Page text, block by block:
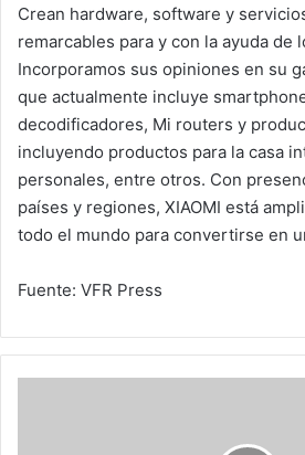
Crean hardware, software y
remarcables para y con la ayuda de
Incorporamos sus opiniones en su
que actualmente incluye
decodificadores, Mi routers y
incluyendo productos para la casa
personales, entre otros. Con
países y regiones, XIAOMI está
todo el mundo para convertirse en
Fuente: VFR Press